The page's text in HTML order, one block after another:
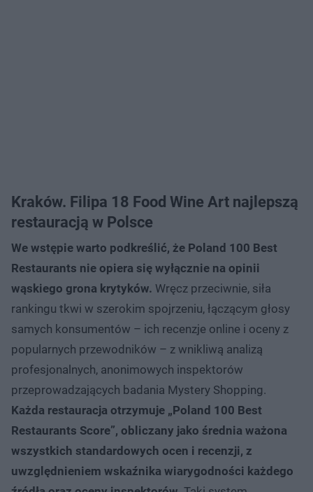
Kraków. Filipa 18 Food Wine Art najlepszą
restauracją w Polsce
We wstępie warto podkreślić, że Poland 100 Best
Restaurants nie opiera się wyłącznie na opinii
wąskiego grona krytyków. Wręcz przeciwnie, siła
rankingu tkwi w szerokim spojrzeniu, łączącym głosy
samych konsumentów – ich recenzje online i oceny z
popularnych przewodników – z wnikliwą analizą
profesjonalnych, anonimowych inspektorów
przeprowadzających badania Mystery Shopping.
Każda restauracja otrzymuje „Poland 100 Best
Restaurants Score”, obliczany jako średnia ważona
wszystkich standardowych ocen i recenzji, z
uwzględnieniem wskaźnika wiarygodności każdego